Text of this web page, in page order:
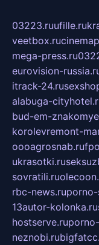
03223.ruufille.ru
veetbox.ru
mega-press.ru
eurovision-
itrack-24.ru
alabuga-
bud-em-
korolevremont-
oooagrosnab.ru
ukrasotki.ru
sovratili.ru
rbc-news.ru
13autor-kolonka.ru
hostserve.ru
neznobi.ru